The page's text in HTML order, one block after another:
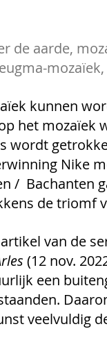
de aarde,
kunnen
het mozaïek
wordt
Nike
/  Bachanten
de triomf
van de
(12 nov.
een
veelvuldig